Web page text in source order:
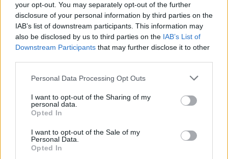
your opt-out. You may separately opt-out of the further
disclosure of your personal information by third parties on the
IAB’s list of downstream participants. This information may
also be disclosed by us to third parties on the IAB’s List of
Downstream Participants that may further disclose it to other
Personal Data Processing Opt Outs
I want to opt-out of the Sharing of my
personal data.
Opted In
I want to opt-out of the Sale of my
Personal Data.
Opted In